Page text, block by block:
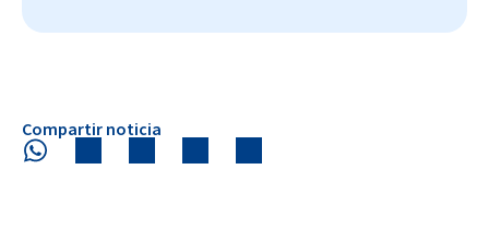
Compartir noticia